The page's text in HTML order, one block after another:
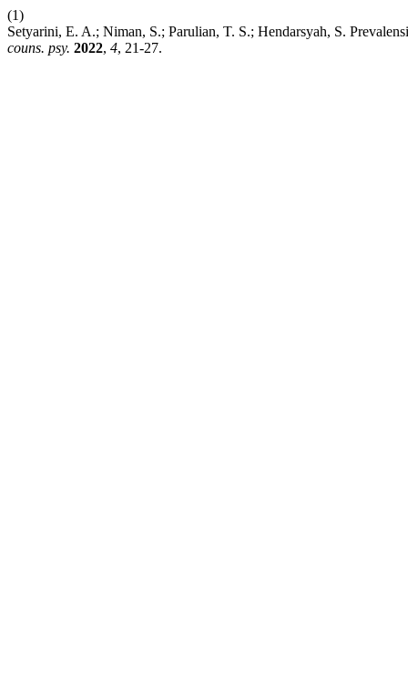
(1)
Setyarini, E. A.; Niman, S.; Parulian, T. S.; Hendarsyah, S.
couns. psy. 2022, 4, 21-27.